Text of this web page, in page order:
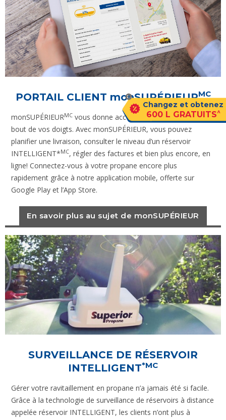
PORTAIL CLIENT monSUPÉRIEURMC
monSUPÉRIEURMC vous donne accès à votre compte, du
bout de vos doigts. Avec monSUPÉRIEUR, vous pouvez
planifier une livraison, consulter le niveau d’un réservoir
INTELLIGENT*MC, régler des factures et bien plus encore, en
ligne! Connectez-vous à votre propane encore plus
rapidement grâce à notre application mobile, offerte sur
Google Play et l’App Store.
En savoir plus au sujet de monSUPÉRIEUR
SURVEILLANCE DE RÉSERVOIR
INTELLIGENT*MC
Gérer votre ravitaillement en propane n’a jamais été si facile.
Grâce à la technologie de surveillance de réservoirs à distance
appelée réservoir INTELLIGENT, les clients n’ont plus à
Changez et obtenez
600 L GRATUITS^